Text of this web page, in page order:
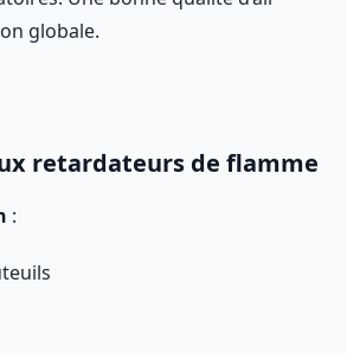
globale.
retardateurs de flamme
: